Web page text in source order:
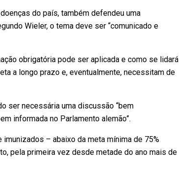
do país, também defendeu uma
Wieler, o tema deve ser “comunicado e
obrigatória pode ser aplicada e como se lidará
a longo prazo e, eventualmente, necessitam de
ser necessária uma discussão “bem
informada no Parlamento alemão”.
– abaixo da meta mínima de 75%
pela primeira vez desde metade do ano mais de